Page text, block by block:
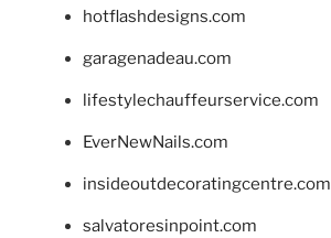
hotflashdesigns.com
garagenadeau.com
lifestylechauffeurservice.com
EverNewNails.com
insideoutdecoratingcentre.com
salvatoresinpoint.com